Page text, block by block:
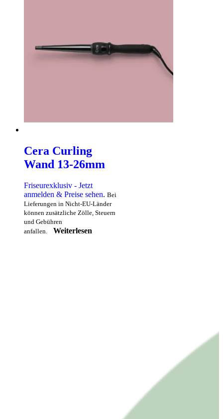
Cera Curling
Wand 13-26mm
Friseurexklusiv - Jetzt
anmelden & Preise sehen. Bei
Lieferungen in Nicht-EU-Länder
können zusätzliche Zölle, Steuern
und Gebühren
anfallen.
Weiterlesen